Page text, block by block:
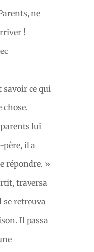
ne
!
savoir ce qui
chose.
lui
il a
répondre. »
traversa
se retrouva
Il passa